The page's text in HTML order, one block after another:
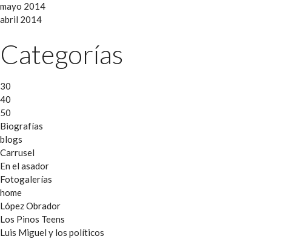
mayo 2014
abril 2014
Categorías
30
40
50
Biografías
blogs
Carrusel
En el asador
Fotogalerías
home
López Obrador
Los Pinos Teens
Luis Miguel y los políticos